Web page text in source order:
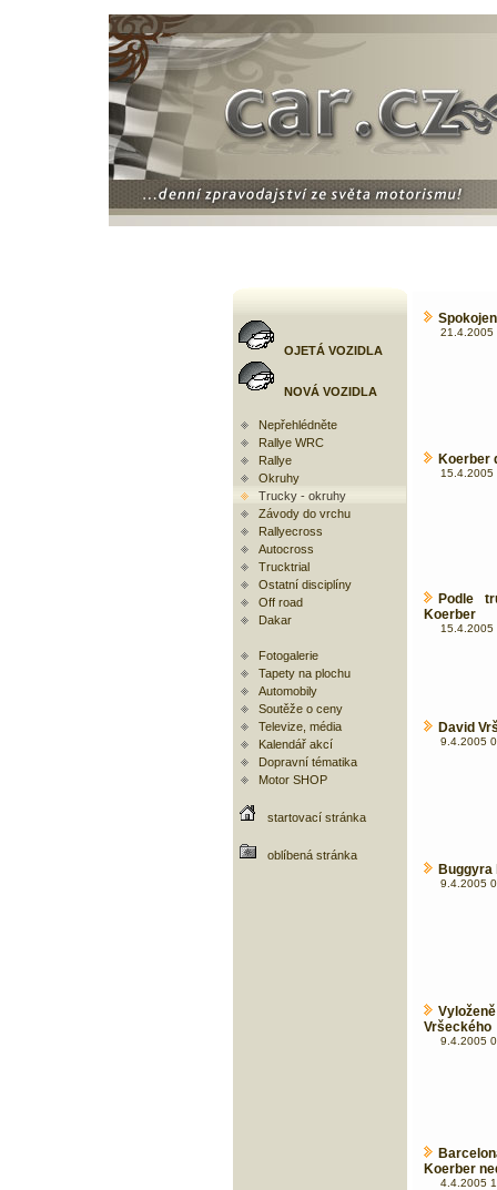
OJETÁ VOZIDLA
NOVÁ VOZIDLA
Nepřehlédněte
Rallye WRC
Rallye
Okruhy
Trucky - okruhy
Závody do vrchu
Rallyecross
Autocross
Trucktrial
Ostatní disciplíny
Off road
Dakar
Fotogalerie
Tapety na plochu
Automobily
Soutěže o ceny
Televize, média
Kalendář akcí
Dopravní tématika
Motor SHOP
startovací stránka
oblíbená stránka
21.4.2005
Koerber
15.4.2005
Podle
Koerber
15.4.2005
David
9.4.2005
Buggyra
9.4.2005
Vršeckého
9.4.2005
Koerber
4.4.2005